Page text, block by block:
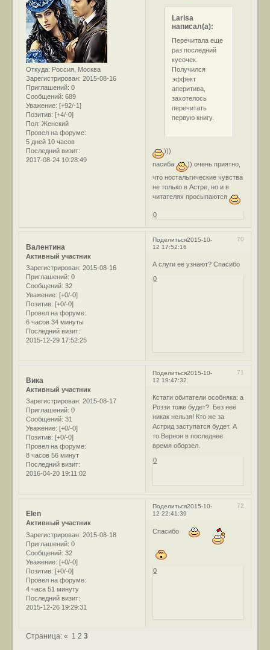
Откуда: Россия, Москва
Зарегистрирован: 2015-08-16
Приглашений: 0
Сообщений: 689
Уважение: [+92/-1]
Позитив: [+4/-0]
Пол: Женский
Провел на форуме:
5 дней 10 часов
Последний визит:
2017-08-24 10:28:49
Larisa
написал(а):
Перечитала еще
раз последний
кусочек.
Получился
эффект
аперитива,
захотелось
перечитать
первую книгу.
)))
пасиба
)) очень приятно,
что ностальгические чувства
не только в Астре, но и в
читателях просыпаются
0
Поделиться 70
2015-10-
12 17:52:16
Валентина
Активный участник
Зарегистрирован: 2015-08-16
Приглашений: 0
Сообщений: 32
Уважение: [+0/-0]
Позитив: [+0/-0]
Провел на форуме:
6 часов 34 минуты
Последний визит:
2015-12-29 17:52:25
А слуги ее узнают? Спасибо
0
Поделиться 71
2015-10-
12 19:47:32
Вика
Активный участник
Зарегистрирован: 2015-08-17
Приглашений: 0
Сообщений: 31
Уважение: [+0/-0]
Позитив: [+0/-0]
Провел на форуме:
8 часов 56 минут
Последний визит:
2016-04-20 19:11:02
Кстати обитатели особняка: а
Роззи тоже будет? Без неё
никак нельзя! Кто же за
Астрид заступатся будет. А
то Вернон в последнее
время оборзел.
0
Поделиться 72
2015-10-
12 22:41:39
Elen
Активный участник
Зарегистрирован: 2015-08-18
Приглашений: 0
Сообщений: 32
Уважение: [+0/-0]
Позитив: [+0/-0]
Провел на форуме:
4 часа 51 минуту
Последний визит:
2015-12-26 19:29:31
Спасибо
0
Страница:« 1 2 3